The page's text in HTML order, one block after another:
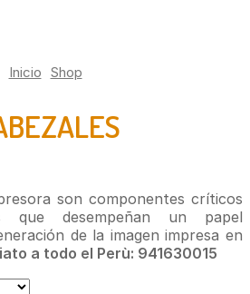
Inicio Shop
son componentes críticos
que desempeñan un papel
de la imagen impresa en
a todo el Perù: 941630015